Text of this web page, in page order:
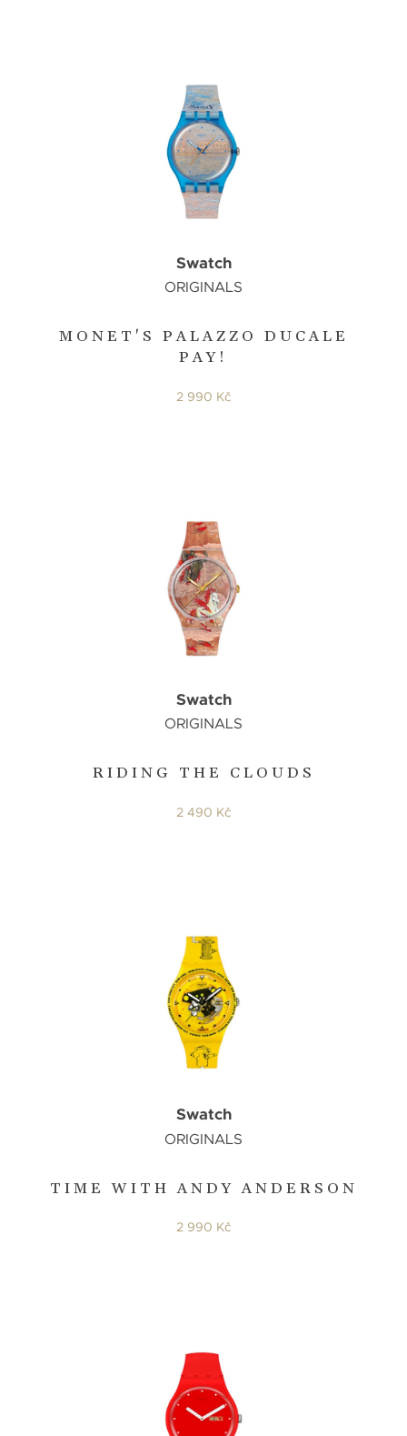
MONET'S PALAZZO DUCALE
PAY!
Swatch
ORIGINALS
2 990 Kč
RIDING THE CLOUDS
Swatch
ORIGINALS
2 490 Kč
TIME WITH ANDY ANDERSON
Swatch
ORIGINALS
2 990 Kč